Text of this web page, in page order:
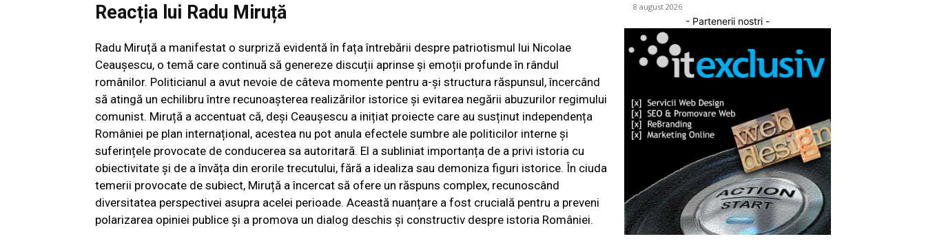
Reacția lui Radu Miruță
Radu Miruță a manifestat o surpriză evidentă în fața întrebării despre patriotismul lui Nicolae
Ceaușescu, o temă care continuă să genereze discuții aprinse și emoții profunde în rândul
românilor. Politicianul a avut nevoie de câteva momente pentru a-și structura răspunsul, încercând
să atingă un echilibru între recunoașterea realizărilor istorice și evitarea negării abuzurilor regimului
comunist. Miruță a accentuat că, deși Ceaușescu a inițiat proiecte care au susținut independența
României pe plan internațional, acestea nu pot anula efectele sumbre ale politicilor interne și
suferințele provocate de conducerea sa autoritară. El a subliniat importanța de a privi istoria cu
obiectivitate și de a învăța din erorile trecutului, fără a idealiza sau demoniza figuri istorice. În ciuda
temerii provocate de subiect, Miruță a încercat să ofere un răspuns complex, recunoscând
diversitatea perspectivei asupra acelei perioade. Această nuanțare a fost crucială pentru a preveni
polarizarea opiniei publice și a promova un dialog deschis și constructiv despre istoria României.
8 august 2026
- Partenerii nostri -